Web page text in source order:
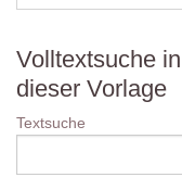
Volltextsuche
dieser Vorlage
Textsuche